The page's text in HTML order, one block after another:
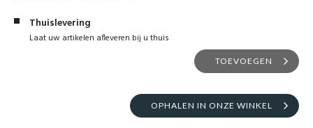
Thuislevering
Laat uw artikelen afleveren bij u thuis
TOEVOEGEN
OPHALEN IN ONZE WINKEL